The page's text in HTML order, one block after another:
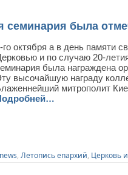
была
го октября а в день памяти
и по случаю 20-
была награждена
высочайшую награду
митрополит
news, Летопись епархий, Церковь